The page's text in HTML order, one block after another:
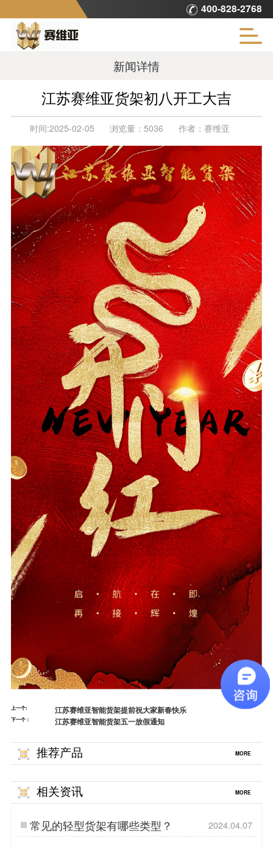
400-828-2768
新闻详情
江苏赛维亚货架初八开工大吉
时间:2025-02-05 浏览量： 5036 作者： 赛维亚
上一个: 江苏赛维亚智能货架提前祝大家新春快乐
下一个： 江苏赛维亚智能货架五一放假通知
推荐产品 MORE
相关资讯 MORE
常见的轻型货架有哪些类型？ 2024.04.07